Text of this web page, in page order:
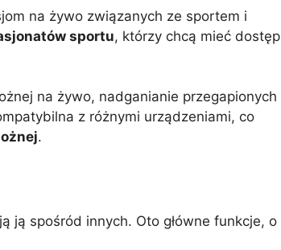
na żywo związanych ze sportem i
sportu, którzy chcą mieć dostęp
na żywo, nadganianie przegapionych
z różnymi urządzeniami, co
.
ją spośród innych. Oto główne funkcje, o